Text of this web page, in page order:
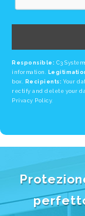
Responsible: C3
information.
box. Recipients: Your
rectify and delete your
Privacy Policy.